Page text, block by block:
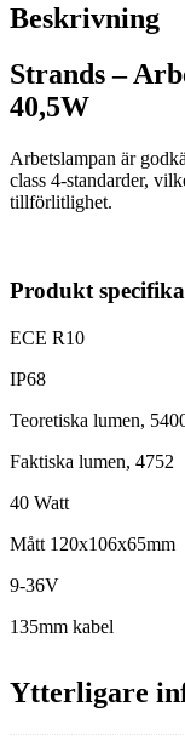
Beskrivning
Strands –
40,5W
Arbetslampan är
class 4-standarder,
tillförlitlighet.
Produkt
ECE R10
IP68
Teoretiska lumen,
Faktiska lumen, 4752
40 Watt
Mått 120x106x65mm
9-36V
135mm kabel
Ytterligare